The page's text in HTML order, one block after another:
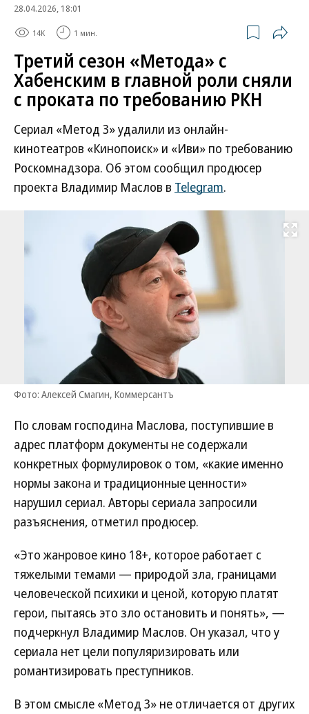
28.04.2026, 18:01
14K 1 мин.
Третий сезон «Метода» с
Хабенским в главной роли сняли
с проката по требованию РКН
Сериал «Метод 3» удалили из онлайн-
кинотеатров «Кинопоиск» и «Иви» по требованию
Роскомнадзора. Об этом сообщил продюсер
проекта Владимир Маслов в Telegram.
Развернуть
Фото: Алексей Смагин, Коммерсантъ
По словам господина Маслова, поступившие в
адрес платформ документы не содержали
конкретных формулировок о том, «какие именно
нормы закона и традиционные ценности»
нарушил сериал. Авторы сериала запросили
разъяснения, отметил продюсер.
«Это жанровое кино 18+, которое работает с
тяжелыми темами — природой зла, границами
человеческой психики и ценой, которую платят
герои, пытаясь это зло остановить и понять», —
подчеркнул Владимир Маслов. Он указал, что у
сериала нет цели популяризировать или
романтизировать преступников.
В этом смысле «Метод 3» не отличается от других